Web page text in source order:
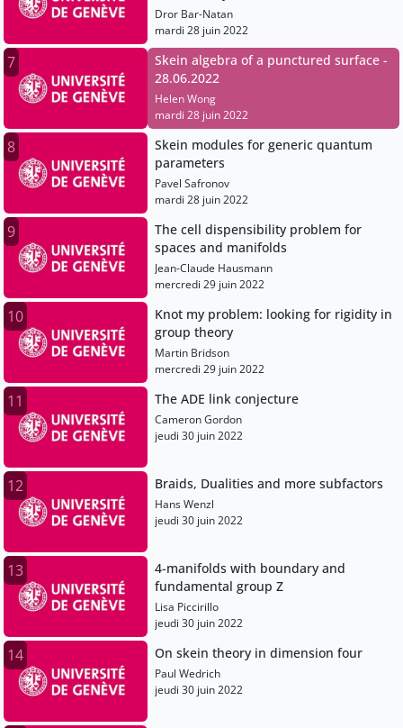
Invariant
Dror Bar-Natan
mardi 28 juin 2022
7
Skein algebra of a punctured surface -
28.06.2022
Helen Wong
mardi 28 juin 2022
8
Skein modules for generic quantum
parameters
Pavel Safronov
mardi 28 juin 2022
9
The cell dispensibility problem for
spaces and manifolds
Jean-Claude Hausmann
mercredi 29 juin 2022
10
Knot my problem: looking for rigidity in
group theory
Martin Bridson
mercredi 29 juin 2022
11 The ADE link conjecture
Cameron Gordon
jeudi 30 juin 2022
12 Braids, Dualities and more subfactors
Hans Wenzl
jeudi 30 juin 2022
13
4-manifolds with boundary and
fundamental group Z
Lisa Piccirillo
jeudi 30 juin 2022
14 On skein theory in dimension four
Paul Wedrich
jeudi 30 juin 2022